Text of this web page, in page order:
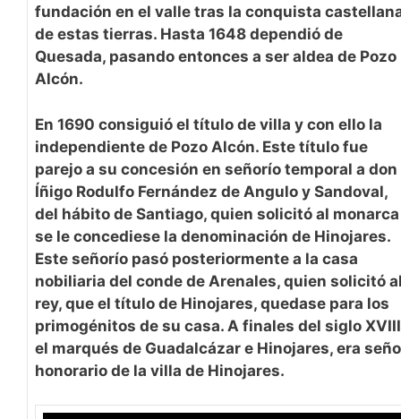
fundación en el valle tras la conquista
de estas tierras. Hasta 1648 dependió de
Quesada, pasando entonces a ser aldea de Pozo
Alcón.
En 1690 consiguió el título de villa y con ello la
independiente de Pozo Alcón. Este título fue
parejo a su concesión en señorío temporal a don
Íñigo Rodulfo Fernández de Angulo y Sandoval,
del hábito de Santiago, quien solicitó al monarca
se le concediese la denominación de Hinojares.
Este señorío pasó posteriormente a la casa
nobiliaria del conde de Arenales, quien solicitó
rey, que el título de Hinojares, quedase para los
primogénitos de su casa. A finales del siglo XVIII
el marqués de Guadalcázar e Hinojares, era
honorario de la villa de Hinojares.